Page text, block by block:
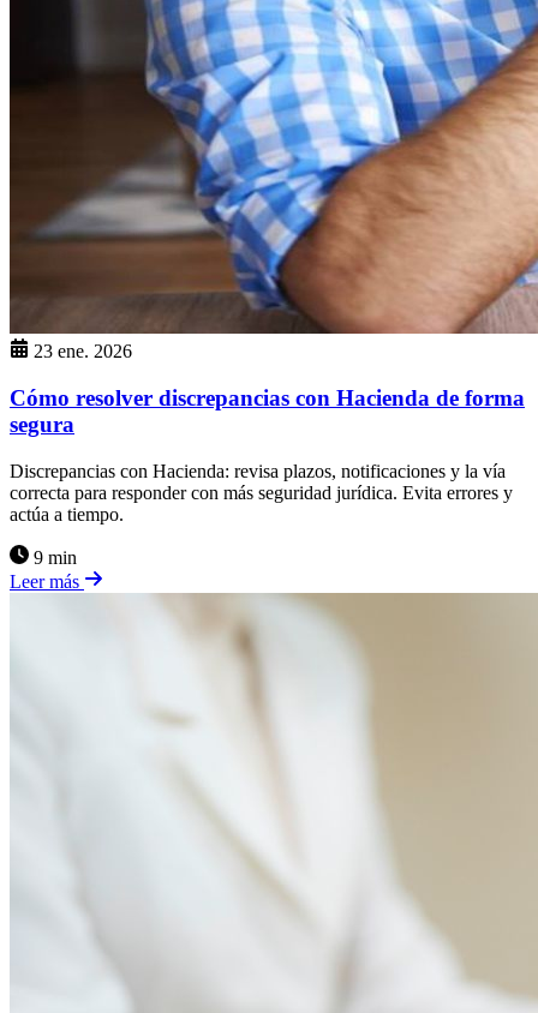
23 ene. 2026
Cómo resolver discrepancias con Hacienda de forma
segura
Discrepancias con Hacienda: revisa plazos, notificaciones y la vía
correcta para responder con más seguridad jurídica. Evita errores y
actúa a tiempo.
9 min
Leer más